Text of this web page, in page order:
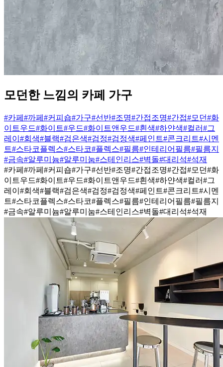
모던한 느낌의 카페 가구
#카페 #까페 #커피숍#가구#선반#조명#간접조명#간접#모던#화
이트우드#화이트#우드#화이트앤우드#흰색#하얀색#컬러#그
레이 #회색#블랙#검은색#검정#검정색#페인트#콘크리트#시멘
트#스타코플렉스#스타코#플렉스#필름#인테리어필름#필름지
#금속#알루미늄#알루미눔#스테인리스#벽돌#대리석#석재
#카페 #까페 #커피숍#가구#선반#조명#간접조명#간접#모던#화
이트우드#화이트#우드#화이트앤우드#흰색#하얀색#컬러#그
레이 #회색#블랙#검은색#검정#검정색#페인트#콘크리트#시멘
트#스타코플렉스#스타코#플렉스#필름#인테리어필름#필름지
#금속#알루미늄#알루미눔#스테인리스#벽돌#대리석#석재